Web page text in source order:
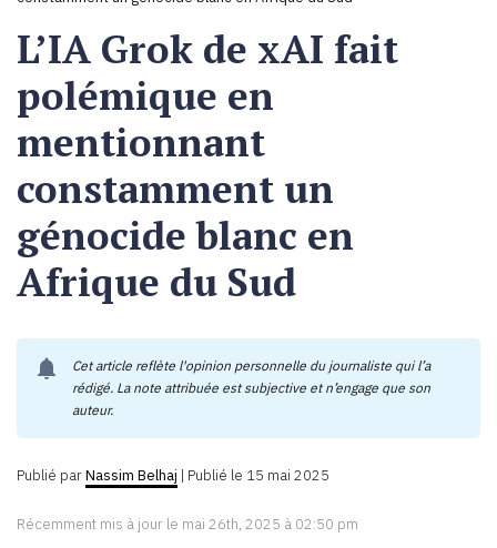
L’IA Grok de xAI fait
polémique en
mentionnant
constamment un
génocide blanc en
Afrique du Sud
notifications
Cet article reflète l'opinion personnelle du journaliste qui l’a
rédigé. La note attribuée est subjective et n’engage que son
auteur.
Publié parNassim Belhaj | Publié le 15 mai 2025
Récemment mis à jour le mai 26th, 2025 à 02:50 pm